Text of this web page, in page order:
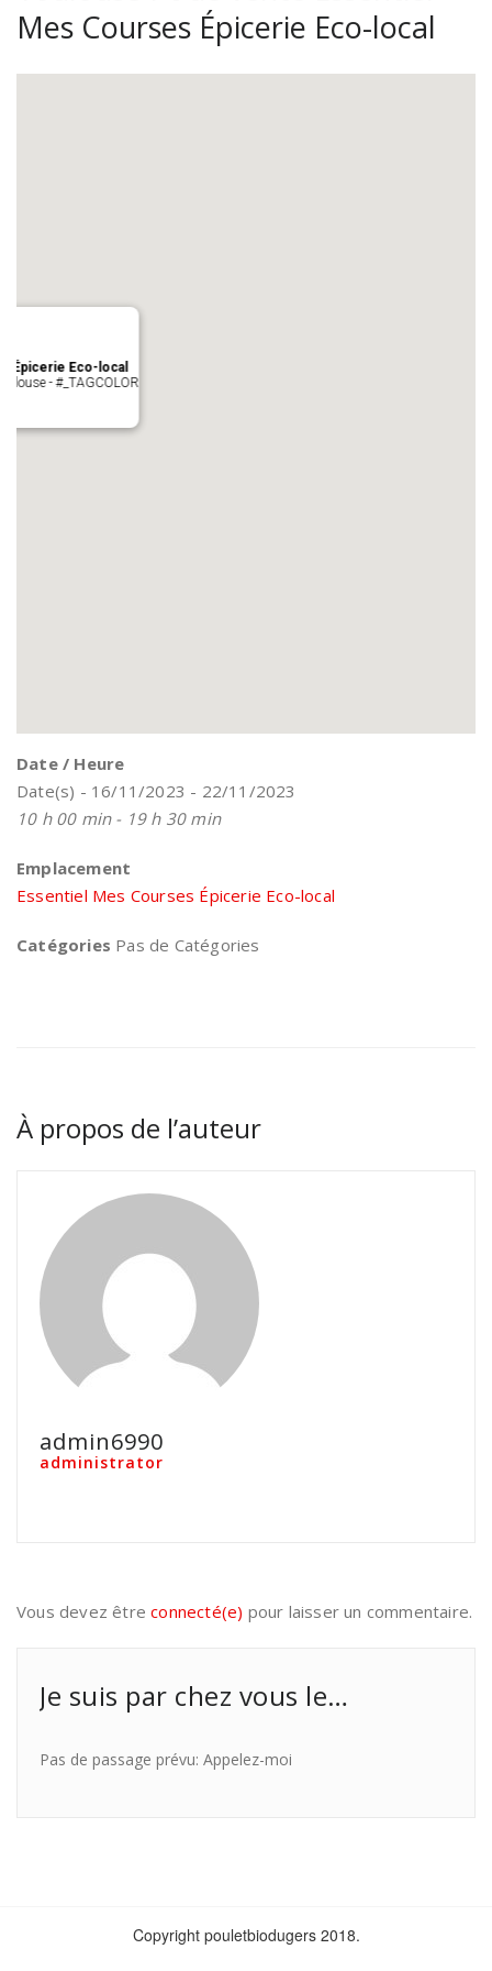
Mes Courses Épicerie Eco-local
Épicerie Eco-local
- #_TAGCOLOR
Date / Heure
Date(s) - 16/11/2023 - 22/11/2023
10 h 00 min - 19 h 30 min
Emplacement
Essentiel Mes Courses Épicerie Eco-local
Catégories Pas de Catégories
À propos de l’auteur
admin6990
administrator
Vous devez êtreconnecté(e) pour laisser un commentaire.
Je suis par chez vous le…
Pas de passage prévu: Appelez-moi
Copyright pouletbiodugers 2018.